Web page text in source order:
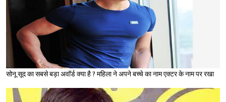
सोनू सूद का सबसे बड़ा अवॉर्ड क्या है ? महिला ने अपने बच्चे का नाम एक्टर के नाम पर रखा